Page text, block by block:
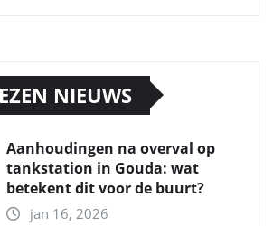
NIEUWS
Aanhoudingen na overval op
tankstation in Gouda: wat
betekent dit voor de buurt?
jan 16, 2026